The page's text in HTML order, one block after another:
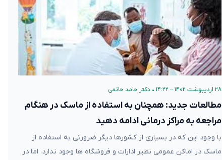
۲۸ اردیبهشت ۱۴۰۲ – ۱۴:۲۲ • دکتر حامد حاتمی
مطالعات جدید: همچنان به استفاده از ماسک در هنگام
مراجعه به مراکز درمانی ادامه دهید
با وجود این که در بسیاری از کشورها دیگر ضرورتی به استفاده از
ماسک در اماکن عمومی نظیر ادارات و فروشگاه ها وجود ندارد، اما در